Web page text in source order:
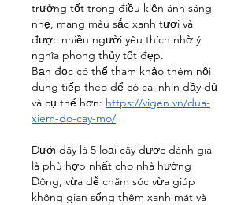
trưởng tốt trong điều kiện ánh sáng
nhẹ, mang màu sắc xanh tươi và
được nhiều người yêu thích nhờ ý
nghĩa phong thủy tốt đẹp.
Bạn đọc có thể tham khảo thêm nội
dung tiếp theo để có cái nhìn đầy đủ
và cụ thể hơn: https://vigen.vn/dua-
xiem-do-cay-mo/
Dưới đây là 5 loại cây được đánh giá
là phù hợp nhất cho nhà hướng
Đông, vừa dễ chăm sóc vừa giúp
không gian sống thêm xanh mát và